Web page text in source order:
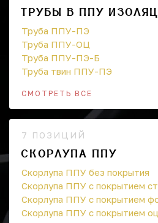
ТРУБЫ В ППУ
Труба ППУ-ПЭ
Труба ППУ-ОЦ
Труба ППУ-ПЭ-Б
Труба твин ППУ-ПЭ
СМОТРЕТЬ ВСЕ
7 ПОЗИЦИЙ
СКОРЛУПА ППУ
Скорлупа ППУ без покрытия
Скорлупа ППУ с покрытием
Скорлупа ППУ с покрытием
Скорлупа ППУ с покрытием